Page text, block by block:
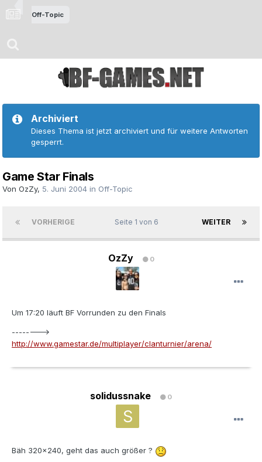
Off-Topic
Archiviert
Dieses Thema ist jetzt archiviert und für weitere Antworten
gesperrt.
Game Star Finals
Von OzZy, 5. Juni 2004 in Off-Topic
VORHERIGE WEITER
Seite 1 von 6
OzZy 0
Um 17:20 läuft BF Vorrunden zu den Finals
-------->
http://www.gamestar.de/multiplayer/clanturnier/arena/
solidussnake 0
Bäh 320x240, geht das auch größer ?